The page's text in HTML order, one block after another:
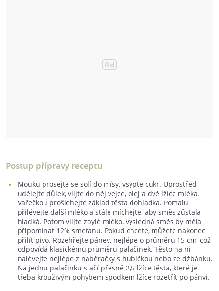
Postup přípravy receptu
Mouku prosejte se solí do mísy, vsypte cukr. Uprostřed
udělejte důlek, vlijte do něj vejce, olej a dvě lžíce mléka.
Vařečkou prošlehejte základ těsta dohladka. Pomalu
přilévejte další mléko a stále míchejte, aby směs zůstala
hladká. Potom vlijte zbylé mléko, výsledná směs by měla
připomínat 12% smetanu. Pokud chcete, můžete nakonec
přilít pivo. Rozehřejte pánev, nejlépe o průměru 15 cm, což
odpovídá klasickému průměru palačinek. Těsto na ni
nalévejte nejlépe z naběračky s hubičkou nebo ze džbánku.
Na jednu palačinku stačí přesně 2,5 lžíce těsta, které je
třeba krouživým pohybem spodkem lžíce rozetřít po pánvi.